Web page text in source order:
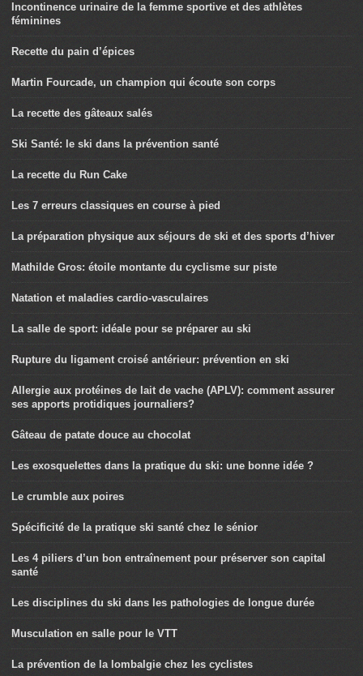
Incontinence urinaire de la femme sportive et des athlètes
féminines
Recette du pain d’épices
Martin Fourcade, un champion qui écoute son corps
La recette des gâteaux salés
Ski Santé: le ski dans la prévention santé
La recette du Run Cake
Les 7 erreurs classiques en course à pied
La préparation physique aux séjours de ski et des sports d’hiver
Mathilde Gros: étoile montante du cyclisme sur piste
Natation et maladies cardio-vasculaires
La salle de sport: idéale pour se préparer au ski
Rupture du ligament croisé antérieur: prévention en ski
Allergie aux protéines de lait de vache (APLV): comment assurer
ses apports protidiques journaliers?
Gâteau de patate douce au chocolat
Les exosquelettes dans la pratique du ski: une bonne idée ?
Le crumble aux poires
Spécificité de la pratique ski santé chez le sénior
Les 4 piliers d’un bon entraînement pour préserver son capital
santé
Les disciplines du ski dans les pathologies de longue durée
Musculation en salle pour le VTT
La prévention de la lombalgie chez les cyclistes